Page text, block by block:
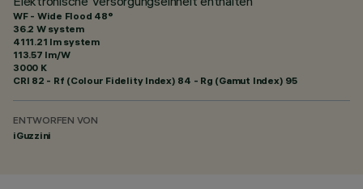
WF - Wide Flood 48°
36.2 W system
4111.21 lm system
113.57 lm/W
3000 K
CRI 82 - Rf (Colour Fidelity Index) 84 - Rg (Gamut Index) 95
ENTWORFEN VON
iGuzzini